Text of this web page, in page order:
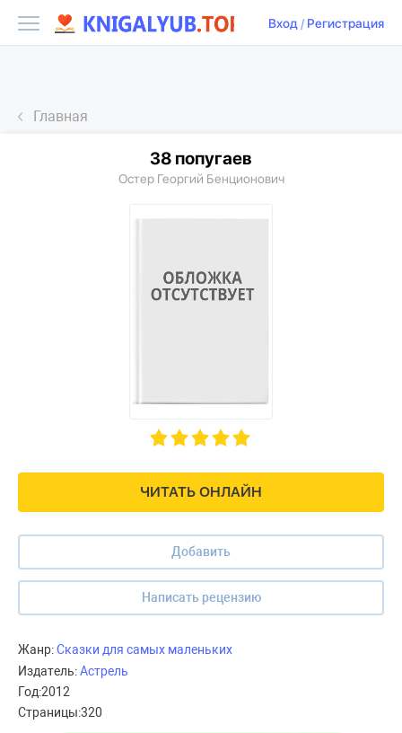
Вход/ Регистрация
Главная
ЧИТАТЬ ОНЛАЙН
Добавить
Написать рецензию
38 попугаев
Остер Георгий Бенционович
Жанр:Сказки для самых маленьких
Издатель:Астрель
Год:2012
Страницы:320